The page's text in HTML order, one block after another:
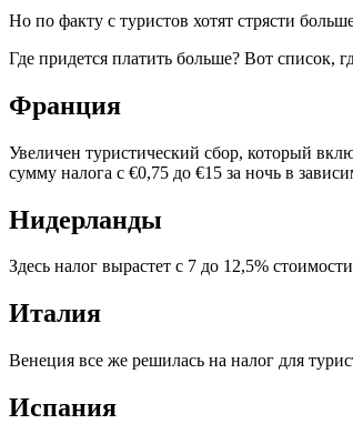
Но по факту с туристов хотят стрясти
Где придется платить больше? Вот список,
Франция
Увеличен туристический сбор, который
сумму налога с €0,75 до €15 за ночь в
Нидерланды
Здесь налог вырастет с 7 до 12,5%
Италия
Венеция все же решилась на налог для
Испания